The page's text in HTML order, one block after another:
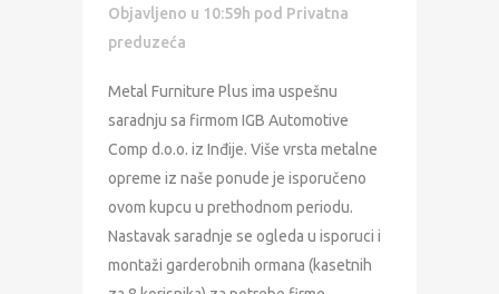
Objavljeno u 10:59h pod Privatna
preduzeća
Metal Furniture Plus ima uspešnu
saradnju sa firmom IGB Automotive
Comp d.o.o. iz Inđije. Više vrsta metalne
opreme iz naše ponude je isporučeno
ovom kupcu u prethodnom periodu.
Nastavak saradnje se ogleda u isporuci i
montaži garderobnih ormana (kasetnih